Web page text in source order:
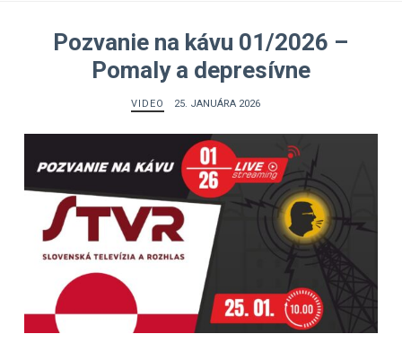
Pozvanie na kávu 01/2026 –
Pomaly a depresívne
VIDEO 25. JANUÁRA 2026